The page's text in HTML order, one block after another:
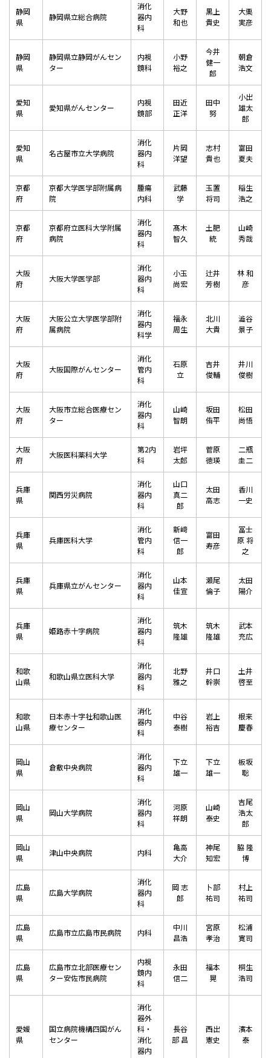
静岡
県
静岡県立総合病院
消化
器内
科
大野
和也
黒上
貴史
大栗
実彦
静岡
県
静岡県立静岡がんセン
ター
内視
鏡科
小野
裕之
今井
健一
郎
朝倉
浩文
愛知
県
愛知県がんセンター
内視
鏡部
田近
正洋
田中
努
小出
雄太
郎
愛知
県
名古屋市立大学病院
消化
器内
科
片岡
洋望
志村
貴也
富田
夏夫
京都
府
京都大学医学部附属病
院
腫瘍
内科
武藤
学
玉置
将司
稲生
浩之
京都
府
京都府立医科大学附属
病院
消化
器内
科
髙木
智久
土肥
統
山崎
秀哉
大阪
府
大阪大学医学部
消化
器内
科
小玉
尚宏
辻井
芳樹
林 和
彦
大阪
府
大阪公立大学医学部附
属病院
消化
器内
科学
福永
周生
北川
大貴
澁谷
景子
大阪
府
大阪国際がんセンター
消化
管内
科
石原
立
吉井
俊輔
井川
俊樹
大阪
府
大阪市立総合医療セン
ター
消化
器内
科
山崎
智朗
坂田
侑平
松田
尚悟
大阪
府
大阪医科薬科大学
第2内
科
岩坪
太郎
菅原
徳瑛
二瓶
圭二
兵庫
県
関西労災病院
消化
器内
科
山口
真二
郎
太田
高志
香川
一史
兵庫
県
兵庫医科大学
消化
管内
科
新﨑
信一
郎
富田
寿彦
冨士
原 将
之
兵庫
県
兵庫県立がんセンター
消化
器内
科
山本
佳宣
瀬尾
倫子
太田
陽介
兵庫
県
姫路赤十字病院
消化
器内
科
筑木
隆雄
筑木
隆雄
武本
充広
和歌
山県
和歌山県立医科大学
消化
器内
科
北野
雅之
井口
幹崇
土井
啓至
和歌
山県
日本赤十字社和歌山医
療センター
消化
器内
科
中谷
泰樹
岩上
裕吉
根来
慶春
岡山
県
倉敷中央病院
消化
器内
科
下立
雄一
下立
雄一
板坂
聡
岡山
県
岡山大学病院
消化
器内
科
河原
祥朗
山崎
泰史
吉尾
浩太
郎
岡山
県
津山中央病院 内科
亀高
大介
神尾
知宏
脇 隆
博
広島
県
広島大学病院
消化
器内
科
岡 志
郎
卜部
祐司
村上
祐司
広島
県
広島市立広島市民病院 内科
中川
昌浩
宮原
孝治
松浦
寛司
広島
県
広島市立北部医療セン
ター安佐市民病院
内視
鏡内
科
永田
信二
福本
晃
桐生
浩司
愛媛
県
国立病院機構四国がん
センター
消化
器外
科・
消化
器内
長谷
部 昌
西出
憲史
濱本
泰